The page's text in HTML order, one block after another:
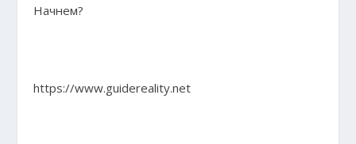
Начнем?
https://www.guidereality.net